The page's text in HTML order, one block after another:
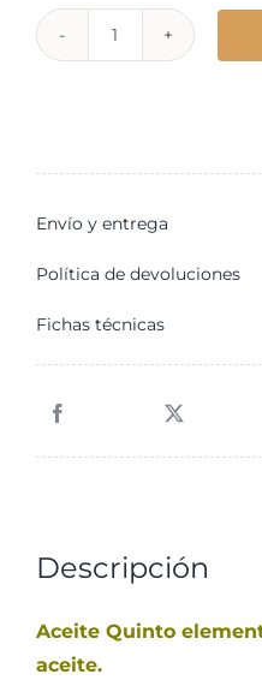
Envío y entrega
Política de devoluciones
Fichas técnicas
Descripción
Aceite Quinto
aceite.